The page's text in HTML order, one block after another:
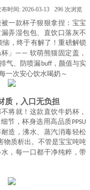
布时间: 2026-03-13 296 次浏览
一款杯子狠狠拿捏 ： 宝宝
弄湿包包、直饮口落灰不
恼，终于有解了！重磅解锁
」 —— 软萌熊猫固定盖，
气、防喷漏buff，颜值与实
一次安心饮水喝奶 ～
质，入口无负担
将就！这款直饮牛奶杯，
节，杯身选用高品质PPSU
造，沸水、蒸汽消毒轻松
物质析出。不管是宝宝吨吨
，每一口都干净纯粹， 带